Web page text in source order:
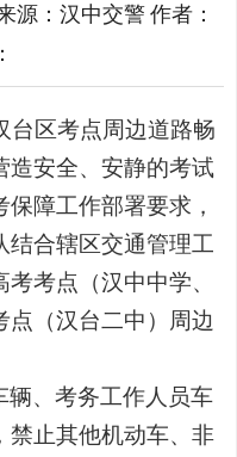
源： 汉中交警 作者：
台区考点周边道路畅
造安全、安静的考试
障工作部署要求，
结合辖区交通管理工
考考点 （汉中中学、
点 （汉台二中 ） 周边
辆、考务工作人员车
禁止其他机动车、非